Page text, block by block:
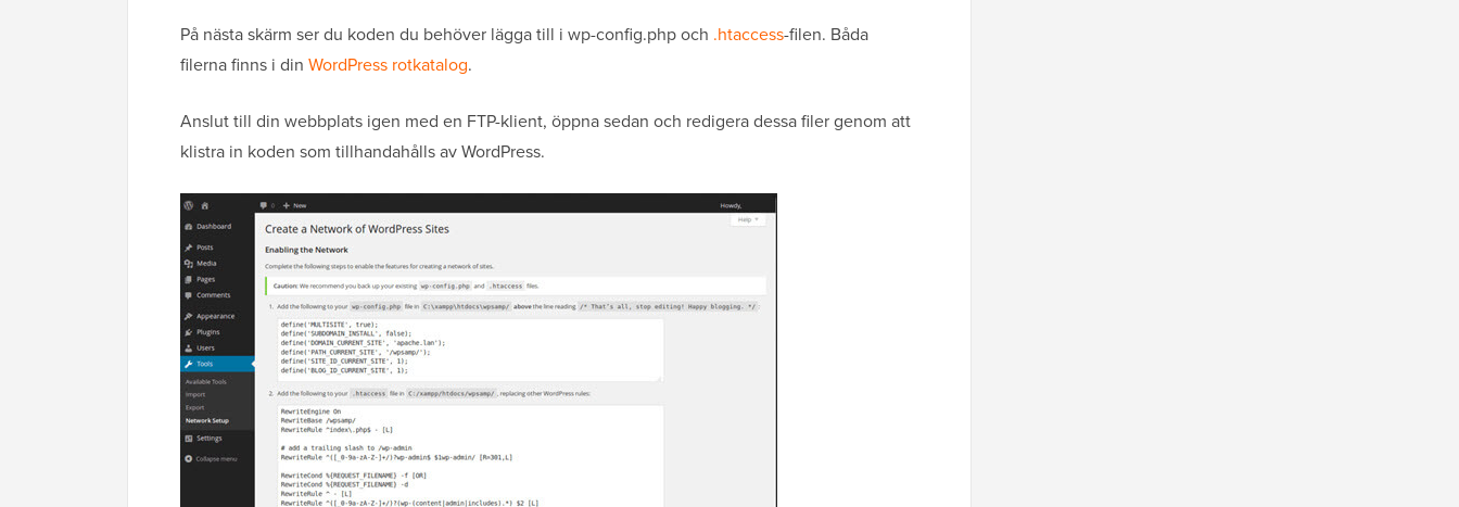
På nästa skärm ser du koden du behöver lägga till i wp-config.php och .htaccess-filen. Båda
filerna finns i din WordPress rotkatalog.
Anslut till din webbplats igen med en FTP-klient, öppna sedan och redigera dessa filer genom att
klistra in koden som tillhandahålls av WordPress.